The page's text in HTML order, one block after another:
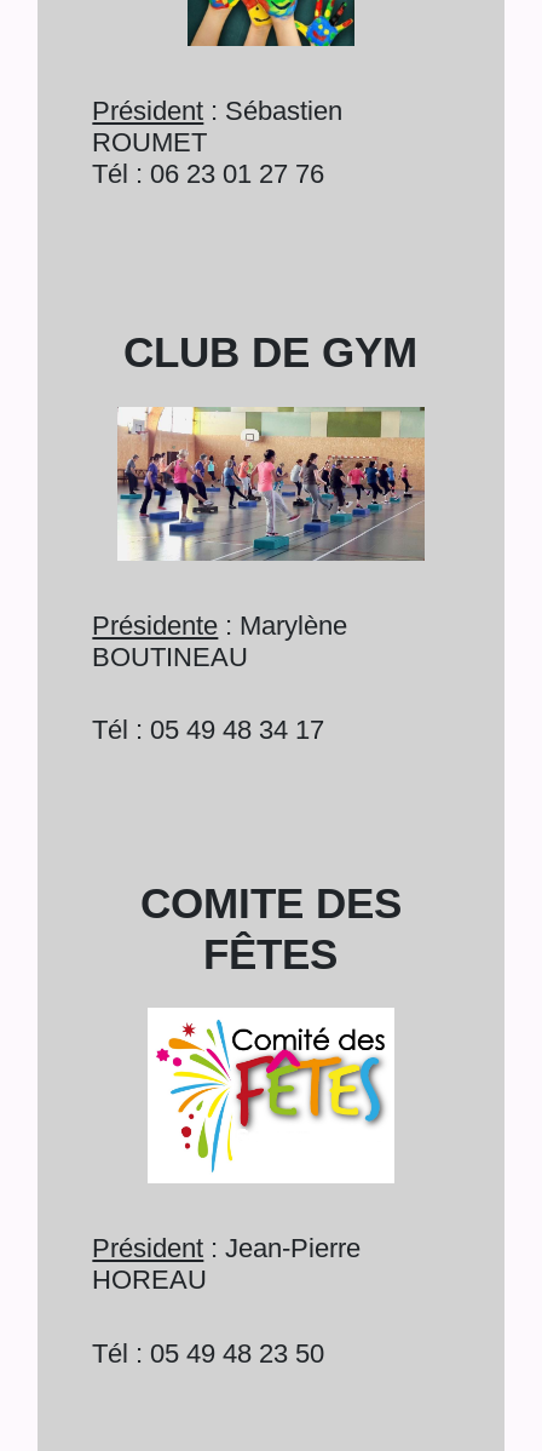
Président : Sébastien
ROUMET
Tél : 06 23 01 27 76
CLUB DE GYM
Présidente : Marylène
BOUTINEAU
Tél : 05 49 48 34 17
COMITE DES
FÊTES
Président : Jean-Pierre
HOREAU
Tél : 05 49 48 23 50